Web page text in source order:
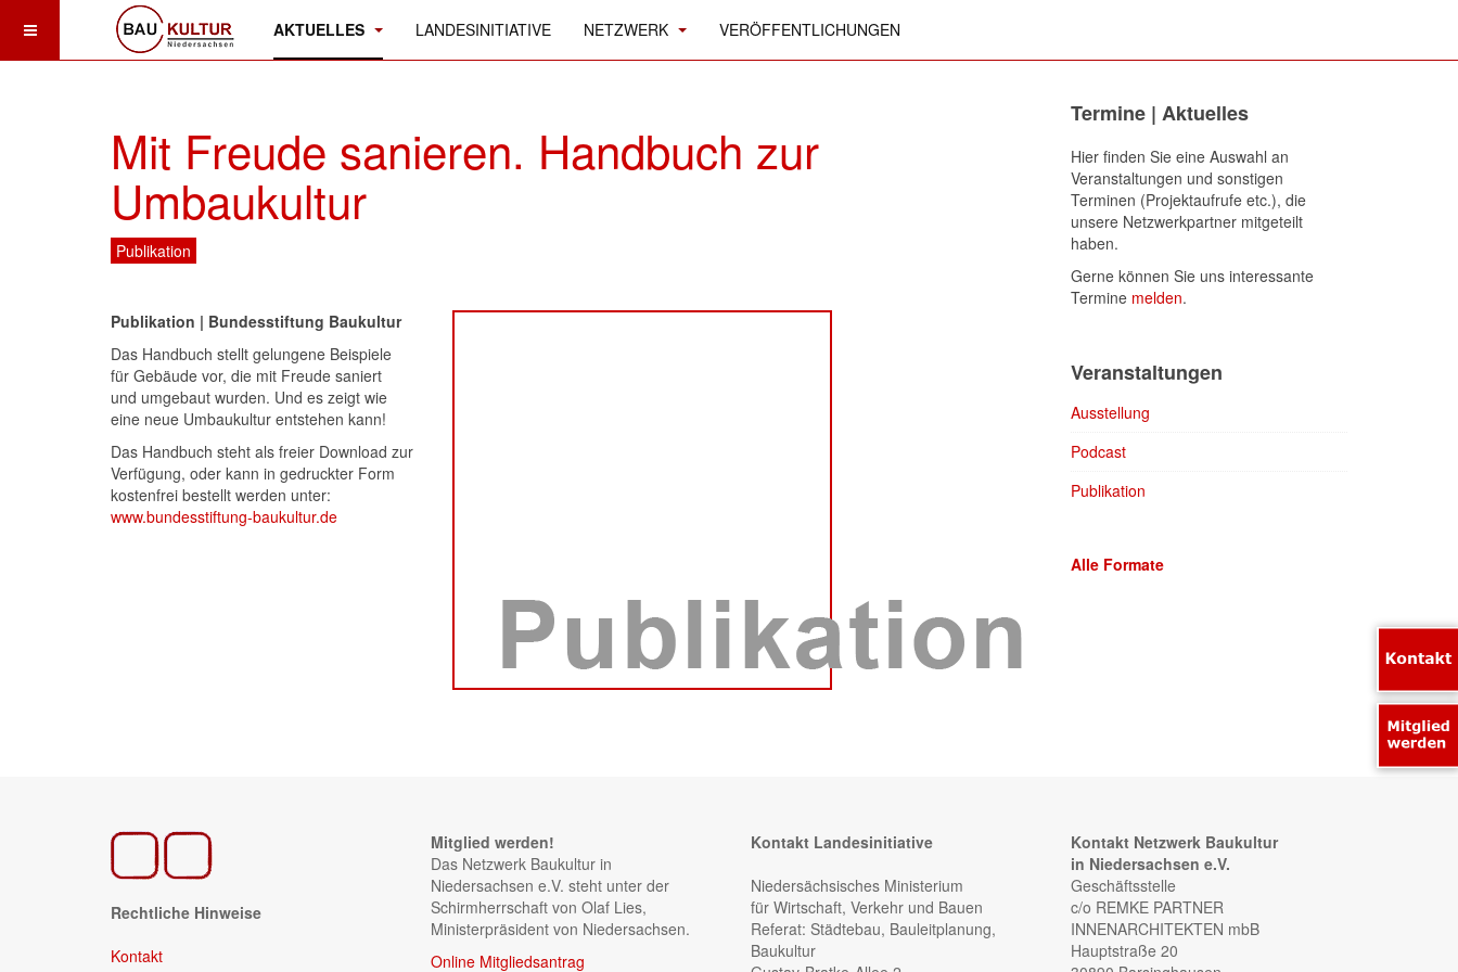
AKTUELLES LANDESINITIATIVE NETZWERK VERÖFFENTLICHUNGEN
Mit Freude sanieren. Handbuch zur
Umbaukultur
Publikation
Publikation | Bundesstiftung Baukultur
Das Handbuch stellt gelungene Beispiele
für Gebäude vor, die mit Freude saniert
und umgebaut wurden. Und es zeigt wie
eine neue Umbaukultur entstehen kann!
Das Handbuch steht als freier Download zur
Verfügung, oder kann in gedruckter Form
kostenfrei bestellt werden unter:
www.bundesstiftung-baukultur.de
Termine | Aktuelles
Hier finden Sie eine Auswahl an
Veranstaltungen und sonstigen
Terminen (Projektaufrufe etc.), die
unsere Netzwerkpartner mitgeteilt
haben.
Gerne können Sie uns interessante
Termine melden.
Veranstaltungen
Ausstellung
Podcast
Publikation
Alle Formate
Rechtliche Hinweise
Kontakt
Mitglied werden!
Das Netzwerk Baukultur in
Niedersachsen e.V. steht unter der
Schirmherrschaft von Olaf Lies,
Ministerpräsident von Niedersachsen.
Online Mitgliedsantrag
Kontakt Landesinitiative
Niedersächsisches Ministerium
für Wirtschaft, Verkehr und Bauen
Referat: Städtebau, Bauleitplanung,
Baukultur
Kontakt Netzwerk Baukultur
in Niedersachsen e.V.
Geschäftsstelle
c/o REMKE PARTNER
INNENARCHITEKTEN mbB
Hauptstraße 20